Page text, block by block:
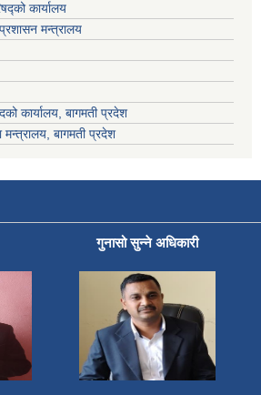
कार्यालय
मन्त्रालय
कार्यालय, बागमती प्रदेश
मन्त्रालय, बागमती प्रदेश
गुनासो सुन्ने अधिकारी